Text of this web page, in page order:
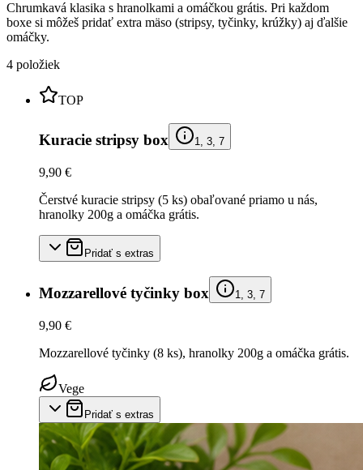
Chrumkavá klasika s hranolkami a omáčkou grátis. Pri každom
boxe si môžeš pridať extra mäso (stripsy, tyčinky, krúžky) aj ďalšie
omáčky.
4 položiek
TOP
Kuracie stripsy box 1, 3, 7
9,90 €
Čerstvé kuracie stripsy (5 ks) obaľované priamo u nás,
hranolky 200g a omáčka grátis.
Pridať s extras
Mozzarellové tyčinky box 1, 3, 7
9,90 €
Mozzarellové tyčinky (8 ks), hranolky 200g a omáčka grátis.
Vege
Pridať s extras